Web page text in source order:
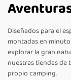
Diseñados para el
montadas en
explorar la gran
nuestras tiendas
propio camping.